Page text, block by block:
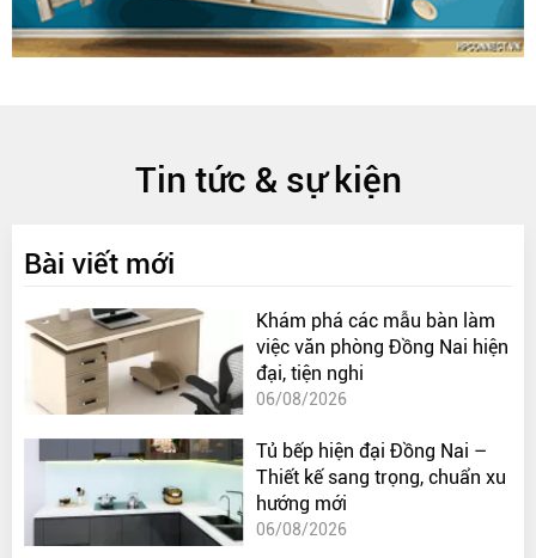
Tin tức & sự kiện
Bài viết mới
Khám phá các mẫu bàn làm
việc văn phòng Đồng Nai hiện
đại, tiện nghi
06/08/2026
Tủ bếp hiện đại Đồng Nai –
Thiết kế sang trọng, chuẩn xu
hướng mới
06/08/2026